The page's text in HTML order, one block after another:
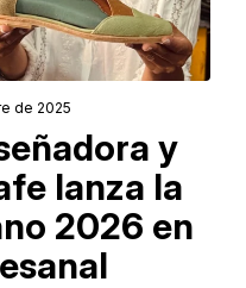
de 2025
y
lanza la
2026 en